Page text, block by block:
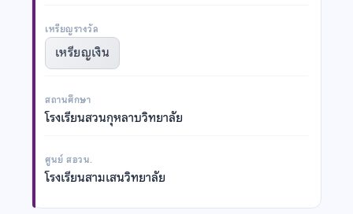
เหรียญรางวัล
เหรียญเงิน
สถานศึกษา
โรงเรียนสวนกุหลาบวิทยาลัย
ศูนย์ สอวน.
โรงเรียนสามเสนวิทยาลัย